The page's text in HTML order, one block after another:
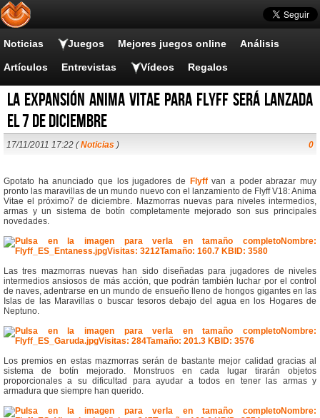
Noticias Juegos Mejores juegos online Análisis
Artículos Entrevistas Vídeos Regalos
La expansión Anima Vitae para Flyff será lanzada
el 7 de diciembre
17/11/2011 17:22 (Noticias ) 0
Gpotato ha anunciado que los jugadores de Flyffvan a poder abrazar muy
pronto las maravillas de un mundo nuevo con el lanzamiento de Flyff V18: Anima
Vitae el próximo7 de diciembre. Mazmorras nuevas para niveles intermedios,
armas y un sistema de botín completamente mejorado son sus principales
novedades.
Las tres mazmorras nuevas han sido diseñadas para jugadores de niveles
intermedios ansiosos de más acción, que podrán también luchar por el control
de naves, adentrarse en un mundo de ensueño lleno de hongos gigantes en las
Islas de las Maravillas o buscar tesoros debajo del agua en los Hogares de
Neptuno.
Los premios en estas mazmorras serán de bastante mejor calidad gracias al
sistema de botín mejorado. Monstruos en cada lugar tirarán objetos
proporcionales a su dificultad para ayudar a todos en tener las armas y
armadura que siempre han querido.